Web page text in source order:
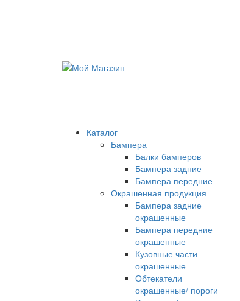
Каталог
Бампера
Балки бамперов
Бампера задние
Бампера передние
Окрашенная продукция
Бампера задние
окрашенные
Бампера передние
окрашенные
Кузовные части
окрашенные
Обтекатели
окрашенные/ пороги